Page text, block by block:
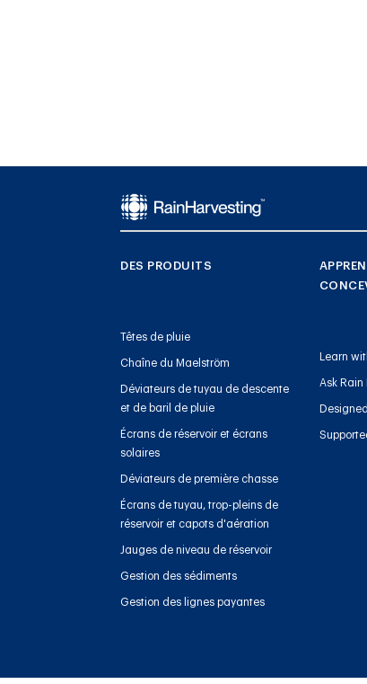
DES PRODUITS
Têtes de pluie
Chaîne du Maelström
Déviateurs de tuyau de descente
et de baril de pluie
Écrans de réservoir et écrans
solaires
Déviateurs de première chasse
Écrans de tuyau, trop-pleins de
réservoir et capots d'aération
Jauges de niveau de réservoir
Gestion des sédiments
Gestion des lignes payantes
Learn
Ask